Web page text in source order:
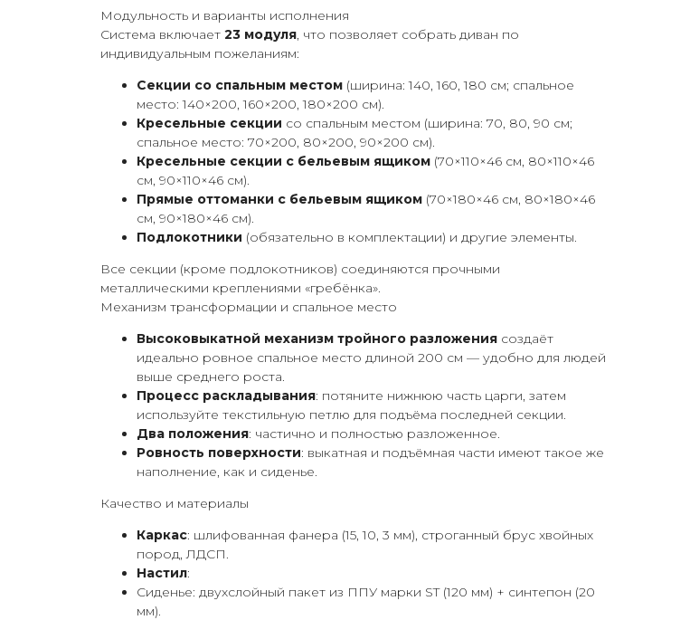
Модульность и варианты исполнения
Система включает 23 модуля, что позволяет собрать диван по
индивидуальным пожеланиям:
Секции со спальным местом (ширина: 140, 160, 180 см; спальное
место: 140×200, 160×200, 180×200 см).
Кресельные секции со спальным местом (ширина: 70, 80, 90 см;
спальное место: 70×200, 80×200, 90×200 см).
Кресельные секции с бельевым ящиком (70×110×46 см, 80×110×46
см, 90×110×46 см).
Прямые оттоманки с бельевым ящиком (70×180×46 см, 80×180×46
см, 90×180×46 см).
Подлокотники (обязательно в комплектации) и другие элементы.
Все секции (кроме подлокотников) соединяются прочными
металлическими креплениями «гребёнка».
Механизм трансформации и спальное место
Высоковыкатной механизм тройного разложения создаёт
идеально ровное спальное место длиной 200 см — удобно для людей
выше среднего роста.
Процесс раскладывания: потяните нижнюю часть царги, затем
используйте текстильную петлю для подъёма последней секции.
Два положения: частично и полностью разложенное.
Ровность поверхности: выкатная и подъёмная части имеют такое же
наполнение, как и сиденье.
Качество и материалы
Каркас: шлифованная фанера (15, 10, 3 мм), строганный брус хвойных
пород, ЛДСП.
Настил:
Сиденье: двухслойный пакет из ППУ марки ST (120 мм) + синтепон (20
мм).